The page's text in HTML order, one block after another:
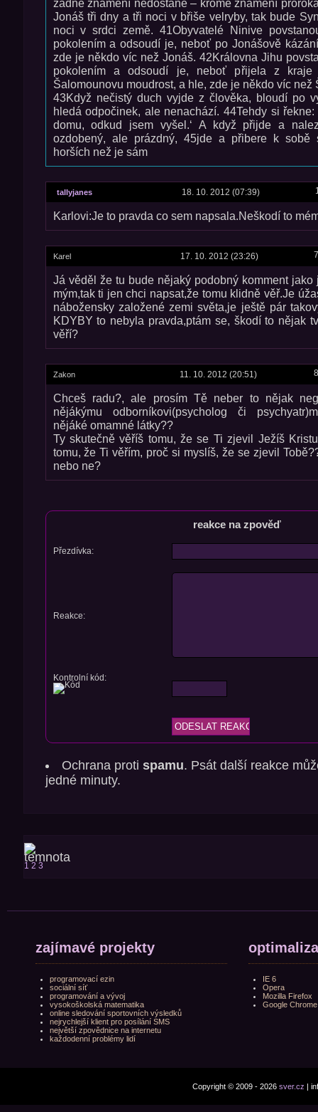
žádné znamení nedostane – kromě znamení
Jonáš tři dny a tři noci v břiše velryby, tak bude
noci v srdci země. 41Obyvatelé Ninive
pokolením a odsoudí je, neboť po Jonášově
zde je někdo víc než Jonáš. 42Královna Jihu
pokolením a odsoudí je, neboť přijela z kraje
Šalomounovu moudrost, a hle, zde je někdo víc než
43Když nečistý duch vyjde z člověka, bloudí po
hledá odpočinek, ale nenachází. 44Tehdy si řekne:
domu, odkud jsem vyšel.‘ A když přijde a
ozdobený, ale prázdný, 45jde a přibere k sobě
horších než je sám
tallyjanes 18. 10. 2012 (07:39)
Karlovi:Je to pravda co sem napsala.Neškodí to
Karel 17. 10. 2012 (23:26)
Já věděl že tu bude nějaký podobný komment jako
mým,tak ti jen chci napsat,že tomu klidně věř.Je
nábožensky založené zemi světa,je ještě pár
KDYBY to nebyla pravda,ptám se, škodí to nějak
věří?
Zakon 11. 10. 2012 (20:51)
Chceš radu?, ale prosím Tě neber to nějak
nějákýmu odborníkovi(psycholog či
nějáké omamné látky??
Ty skutečně věříš tomu, že se Ti zjevil Ježíš
tomu, že Ti věřím, proč si myslíš, že se zjevil
nebo ne?
reakce na zpověď
Přezdívka:
Reakce:
Kontrolní kód:
Ochrana protispamu. Psát další reakce
jedné minuty.
1 2 3
zajímavé projekty
programovací ezin
sociální síť
programování a vývoj
vysokoškolská matematika
online sledování sportovních výsledků
nejrychlejší klient pro posílání SMS
největší zpovědnice na internetu
každodenní problémy lidí
IE 6
Opera
Mozilla Firefox
Google Chrome
Copyright © 2009 - 2026 sver.cz |